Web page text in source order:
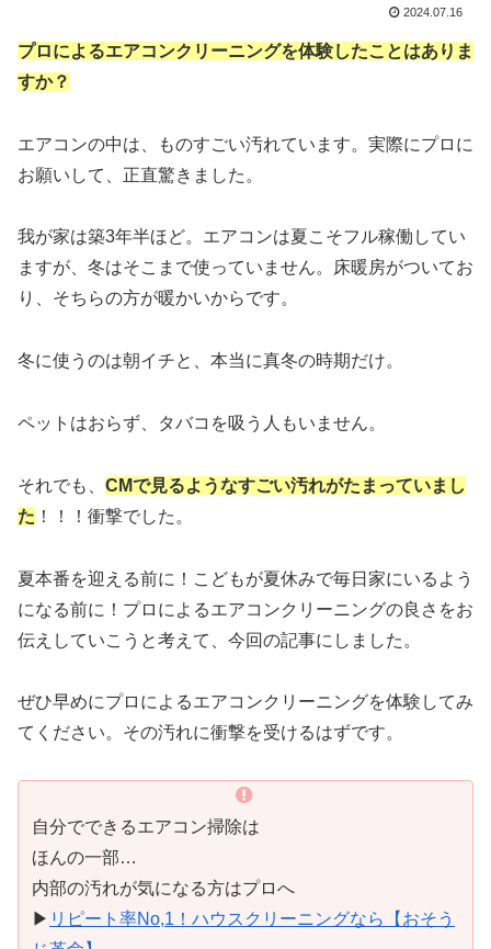
2024.07.16
プロによるエアコンクリーニングを体験したことはありま
すか？
エアコンの中は、ものすごい汚れています。実際にプロに
お願いして、正直驚きました。
我が家は築3年半ほど。エアコンは夏こそフル稼働してい
ますが、冬はそこまで使っていません。床暖房がついてお
り、そちらの方が暖かいからです。
冬に使うのは朝イチと、本当に真冬の時期だけ。
ペットはおらず、タバコを吸う人もいません。
それでも、 CMで見るようなすごい汚れがたまっていまし
た ！！！衝撃でした。
夏本番を迎える前に！こどもが夏休みで毎日家にいるよう
になる前に！プロによるエアコンクリーニングの良さをお
伝えしていこうと考えて、今回の記事にしました。
ぜひ早めにプロによるエアコンクリーニングを体験してみ
てください。その汚れに衝撃を受けるはずです。
自分でできるエアコン掃除は
ほんの一部…
内部の汚れが気になる方はプロへ
▶︎ リピート率No,1！ハウスクリーニングなら【おそう